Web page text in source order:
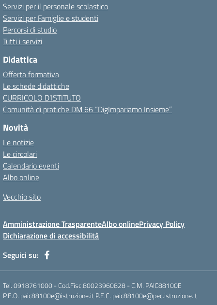
Servizi per il personale scolastico
Servizi per Famiglie e studenti
Percorsi di studio
Tutti i servizi
Didattica
Offerta formativa
Le schede didattiche
CURRICOLO D’ISTITUTO
Comunità di pratiche DM 66 “DigImpariamo Insieme”
Novità
Le notizie
Le circolari
Calendario eventi
Albo online
Vecchio sito
Amministrazione TrasparenteAlbo onlinePrivacy Policy
Dichiarazione di accessibilità
Seguici su:
Tel. 0918761000 - Cod.Fisc.80023960828 - C.M. PAIC88100E
P.E.O. paic88100e@istruzione.it P.E.C. paic88100e@pec.istruzione.it